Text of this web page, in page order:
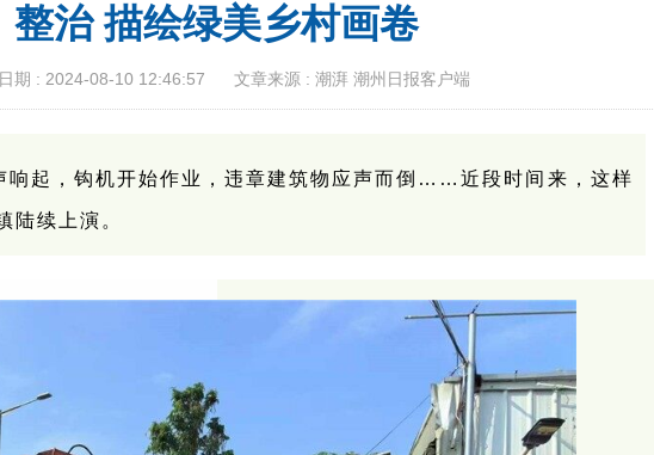
整治 描绘绿美乡村画卷
期 : 2024-08-10 12:46:57 文章来源 : 潮湃 潮州日报客户端
响起，钩机开始作业，违章建筑物应声而倒……近段时间来，这样
陆续上演。